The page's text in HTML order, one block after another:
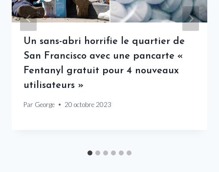
Un sans-abri horrifie le quartier de
San Francisco avec une pancarte «
Fentanyl gratuit pour 4 nouveaux
utilisateurs »
Par George 20 octobre 2023